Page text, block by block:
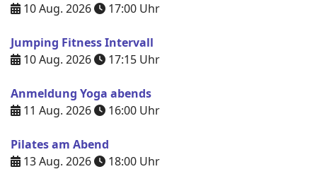
10 Aug. 2026
17:00 Uhr
Jumping Fitness Intervall
10 Aug. 2026
17:15 Uhr
Anmeldung Yoga abends
11 Aug. 2026
16:00 Uhr
Pilates am Abend
13 Aug. 2026
18:00 Uhr